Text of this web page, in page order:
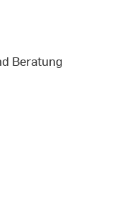
Beratung